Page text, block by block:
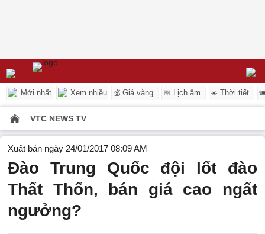
Mới nhất Xem nhiều 💰 Giá vàng 📅 Lịch âm ☀️ Thời tiết
VTC NEWS TV
Xuất bản ngày 24/01/2017 08:09 AM
Đào Trung Quốc đội lốt đào
Thất Thốn, bán giá cao ngất
ngưởng?